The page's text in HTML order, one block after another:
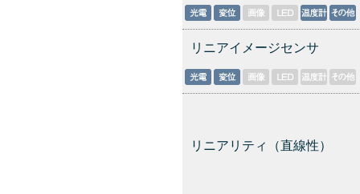
リニアイメージセンサ
リニアリティ（直線性）